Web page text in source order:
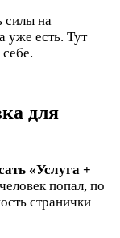
силы на
уже есть. Тут
для
«Услуга +
попал, по
странички